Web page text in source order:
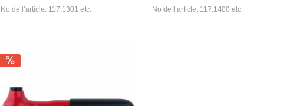
No de l’article: 117.1301 etc. No de l’article: 117.1400 etc.